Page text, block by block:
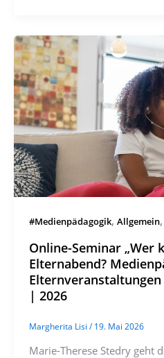
#Medienpädagogik, Allgemein,
Online-Seminar „Wer
Elternabend?
| 2026
Margherita Lisi /19. Mai 2026
Marie-Therese Stedry geht